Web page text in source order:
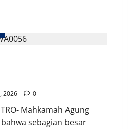
2026 0
Mahkamah Agung
sebagian besar